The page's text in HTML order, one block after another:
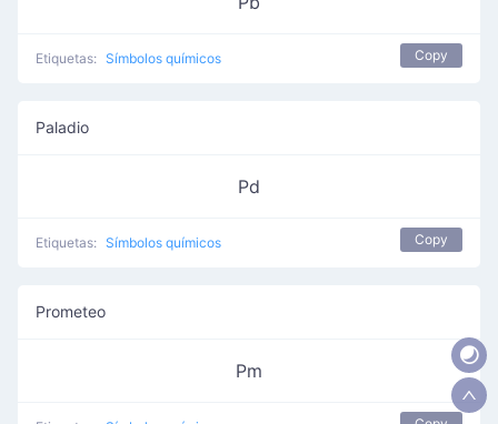
Etiquetas: Símbolos químicos Copy
Paladio
Pd
Etiquetas: Símbolos químicos Copy
Prometeo
Pm